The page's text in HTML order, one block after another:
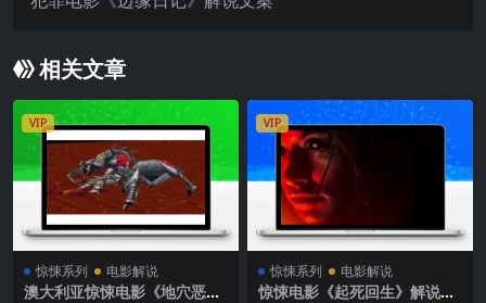
相关文章
VIP
惊悚系列 电影解说
澳大利亚惊悚电影《地穴恶
VIP
惊悚系列 电影解说
惊悚电影《起死回生》解说文